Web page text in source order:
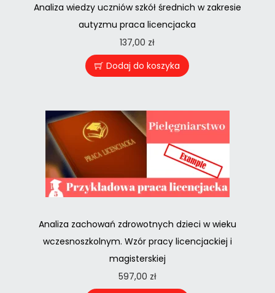
Analiza wiedzy uczniów szkół średnich w zakresie
autyzmu praca licencjacka
137,00 zł
Dodaj do koszyka
Analiza zachowań zdrowotnych dzieci w wieku
wczesnoszkolnym. Wzór pracy licencjackiej i
magisterskiej
597,00 zł